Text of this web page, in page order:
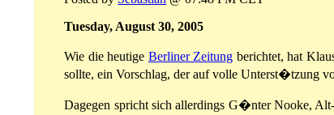
Tuesday, August 30, 2005
Wie die heutige Berliner Zeitung berichtet, hat
sollte, ein Vorschlag, der auf volle Unterst�tzung
Dagegen spricht sich allerdings G�nter Nooke,